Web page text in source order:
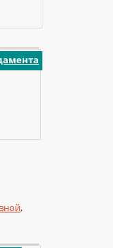
,